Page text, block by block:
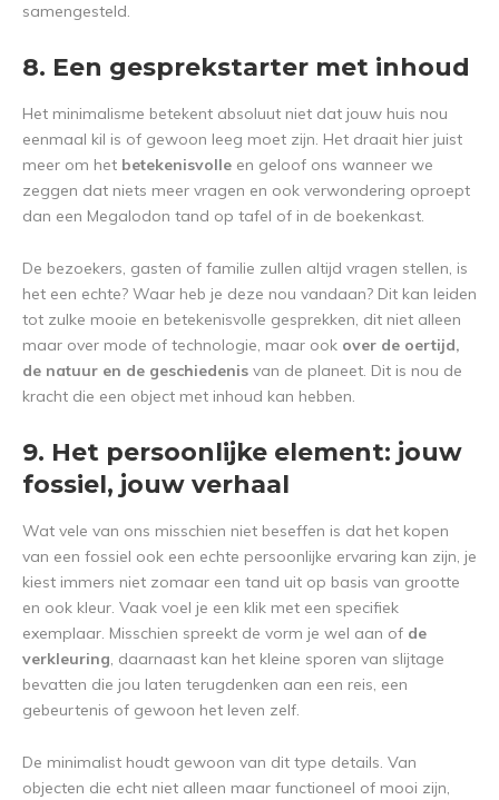
samengesteld.
8. Een gesprekstarter met inhoud
Het minimalisme betekent absoluut niet dat jouw huis nou
eenmaal kil is of gewoon leeg moet zijn. Het draait hier juist
meer om het betekenisvolle en geloof ons wanneer we
zeggen dat niets meer vragen en ook verwondering oproept
dan een Megalodon tand op tafel of in de boekenkast.
De bezoekers, gasten of familie zullen altijd vragen stellen, is
het een echte? Waar heb je deze nou vandaan? Dit kan leiden
tot zulke mooie en betekenisvolle gesprekken, dit niet alleen
maar over mode of technologie, maar ook over de oertijd,
de natuur en de geschiedenis van de planeet. Dit is nou de
kracht die een object met inhoud kan hebben.
9. Het persoonlijke element: jouw
fossiel, jouw verhaal
Wat vele van ons misschien niet beseffen is dat het kopen
van een fossiel ook een echte persoonlijke ervaring kan zijn, je
kiest immers niet zomaar een tand uit op basis van grootte
en ook kleur. Vaak voel je een klik met een specifiek
exemplaar. Misschien spreekt de vorm je wel aan of de
verkleuring, daarnaast kan het kleine sporen van slijtage
bevatten die jou laten terugdenken aan een reis, een
gebeurtenis of gewoon het leven zelf.
De minimalist houdt gewoon van dit type details. Van
objecten die echt niet alleen maar functioneel of mooi zijn,